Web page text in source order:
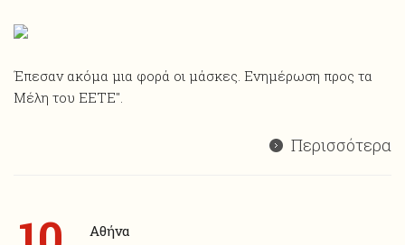
Έπεσαν ακόμα μια φορά οι μάσκες. Ενημέρωση προς τα
Μέλη του ΕΕΤΕ".
Περισσότερα
Αθήνα